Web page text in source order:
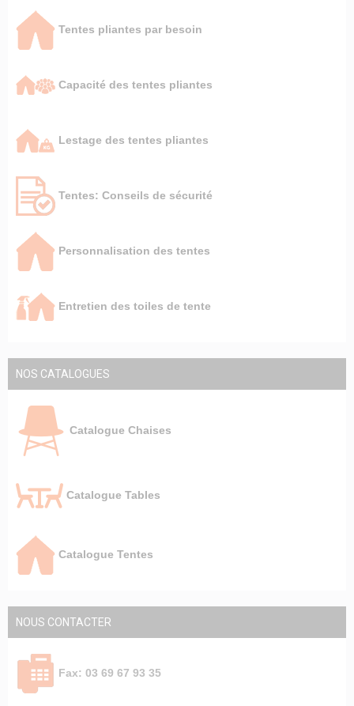
Tentes pliantes par besoin
Capacité des tentes pliantes
Lestage des tentes pliantes
Tentes: Conseils de sécurité
Personnalisation des tentes
Entretien des toiles de tente
NOS CATALOGUES
Catalogue Chaises
Catalogue Tables
Catalogue Tentes
NOUS CONTACTER
Fax: 03 69 67 93 35